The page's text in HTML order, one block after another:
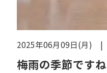
2025年06月09日(月) |
梅雨の季節ですね